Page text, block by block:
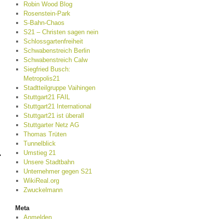
Robin Wood Blog
Rosenstein-Park
S-Bahn-Chaos
S21 – Christen sagen nein
Schlossgartenfreiheit
Schwabenstreich Berlin
Schwabenstreich Calw
Siegfried Busch:
Metropolis21
Stadtteilgruppe Vaihingen
Stuttgart21 FAIL
Stuttgart21 International
Stuttgart21 ist überall
Stuttgarter Netz AG
Thomas Trüten
Tunnelblick
Umstieg 21
Unsere Stadtbahn
Unternehmer gegen S21
WikiReal.org
Zwuckelmann
Meta
Anmelden